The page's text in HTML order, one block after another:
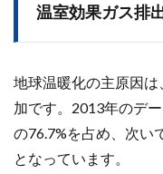
温室効果ガス排
地球温暖化の主原因
加です。2013年のデ
の76.7%を占め、次い
となっています。